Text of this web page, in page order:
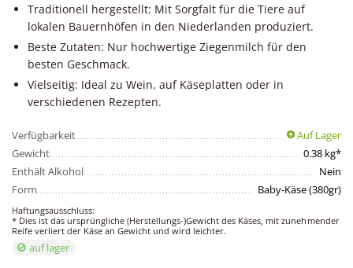
Traditionell hergestellt: Mit Sorgfalt für die Tiere auf
lokalen Bauernhöfen in den Niederlanden produziert.
Beste Zutaten: Nur hochwertige Ziegenmilch für den
besten Geschmack.
Vielseitig: Ideal zu Wein, auf Käseplatten oder in
verschiedenen Rezepten.
Verfügbarkeit
Auf Lager
Gewicht
0.38 kg*
Enthält Alkohol
Nein
Form
Baby-Käse (380gr)
Haftungsausschluss:
* Dies ist das ursprüngliche (Herstellungs-)Gewicht des Käses, mit zunehmender
Reife verliert der Käse an Gewicht und wird leichter.
auf lager